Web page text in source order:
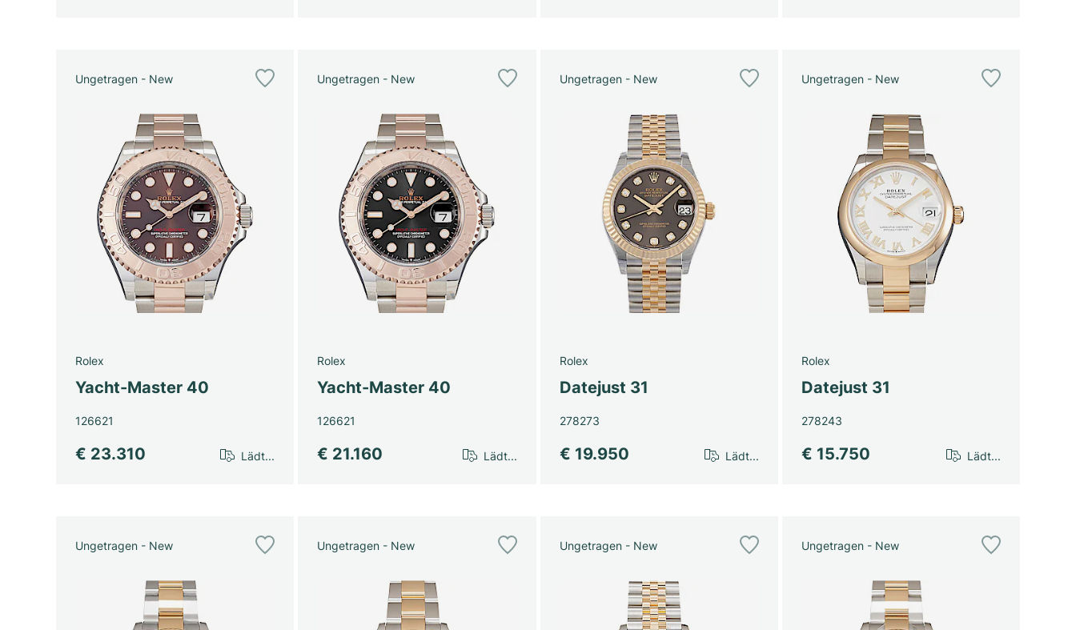
Ungetragen - New
Rolex
Yacht-Master 40
126621
€ 23.310 Lädt...
Ungetragen - New
Rolex
Yacht-Master 40
126621
€ 21.160 Lädt...
Ungetragen - New
Rolex
Datejust 31
278273
€ 19.950 Lädt...
Ungetragen - New
Rolex
Datejust 31
278243
€ 15.750 Lädt...
Ungetragen - New Ungetragen - New Ungetragen - New Ungetragen - New